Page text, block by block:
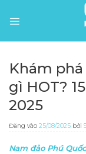
qua
dung
Khám
gì HOT?
2025
Đăng vào 25/08/2025 bởi
Nam đảo Phú Quốc